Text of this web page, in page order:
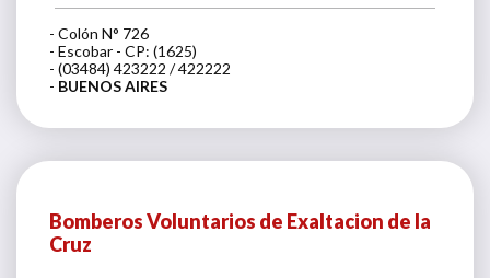
- Colón N° 726
- Escobar - CP: (1625)
- (03484) 423222 / 422222
- BUENOS AIRES
Bomberos Voluntarios de Exaltacion de la
Cruz